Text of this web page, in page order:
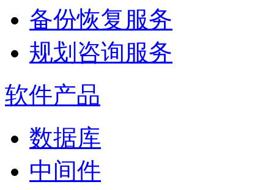
备份恢复服务
规划咨询服务
软件产品
数据库
中间件